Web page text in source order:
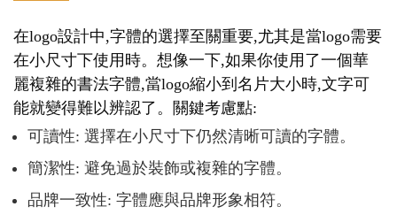
在logo設計中,字體的選擇至關重要,尤其是當logo需要
在小尺寸下使用時。想像一下,如果你使用了一個華
麗複雜的書法字體,當logo縮小到名片大小時,文字可
能就變得難以辨認了。關鍵考慮點:
可讀性: 選擇在小尺寸下仍然清晰可讀的字體。
簡潔性: 避免過於裝飾或複雜的字體。
品牌一致性: 字體應與品牌形象相符。